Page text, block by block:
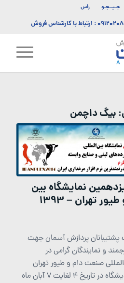
جـیــجـو راس
: ارتباط با کارشناس فروش
بیگ داچمن
نمایشگاه بین
تهران – ۱۳۹۳
پشتیبانان پردازش آسمان جهت
و نمایندگان گرامی در
صنعت دام و طیور تهران
حضور بهم رسانید. این نمایشگاه در تاریخ 4 لغایت 7 آبان ماه